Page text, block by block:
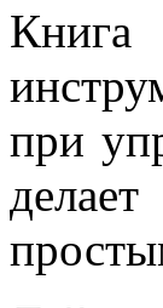
при
делает